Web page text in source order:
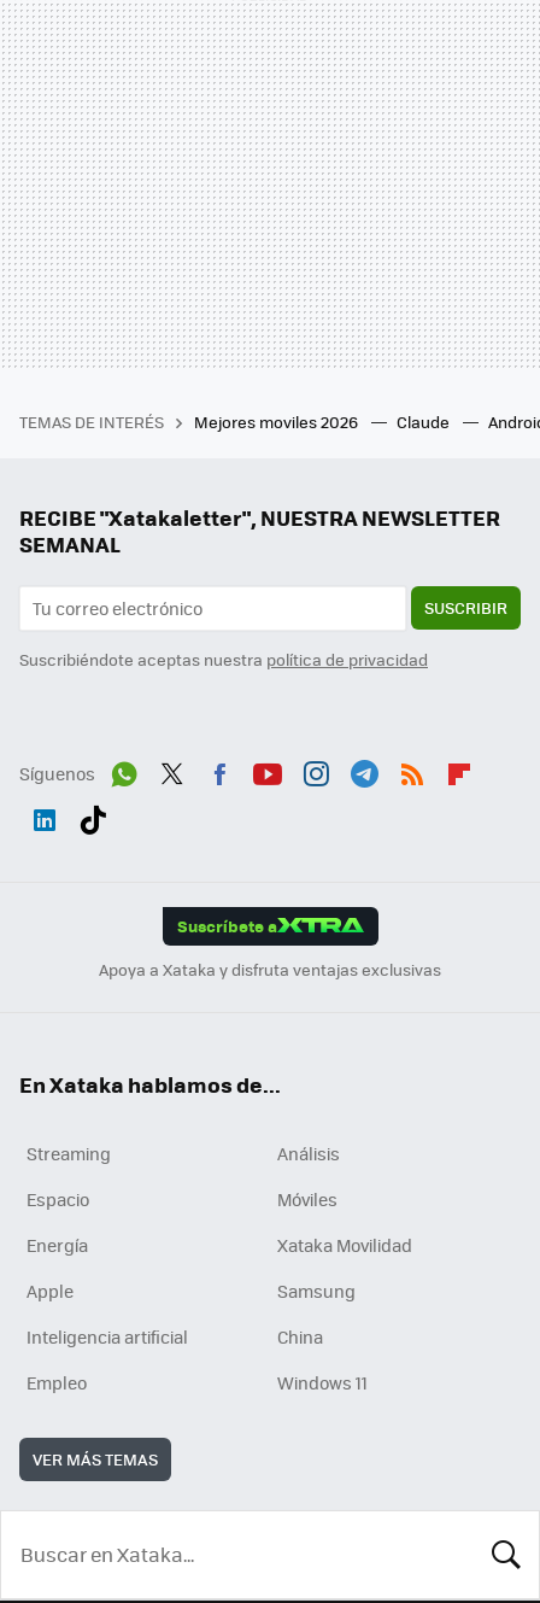
TEMAS DE INTERÉS Mejores moviles 2026 Claude
RECIBE "Xatakaletter", NUESTRA NEWSLETTER
SEMANAL
SUSCRIBIR
Suscribiéndote aceptas nuestra política de privacidad
Síguenos
Suscríbete a
Apoya a Xataka y disfruta ventajas exclusivas
En Xataka hablamos de...
Streaming
Análisis
Espacio
Móviles
Energía
Xataka Movilidad
Apple
Samsung
Inteligencia artificial
China
Empleo
Windows 11
VER MÁS TEMAS